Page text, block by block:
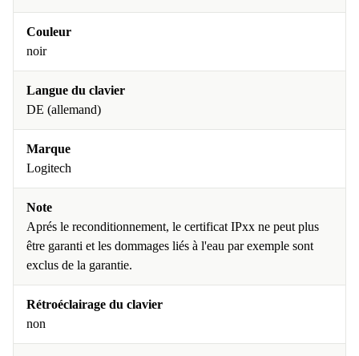
Couleur
noir
Langue du clavier
DE (allemand)
Marque
Logitech
Note
Aprés le reconditionnement, le certificat IPxx ne peut plus
être garanti et les dommages liés à l'eau par exemple sont
exclus de la garantie.
Rétroéclairage du clavier
non